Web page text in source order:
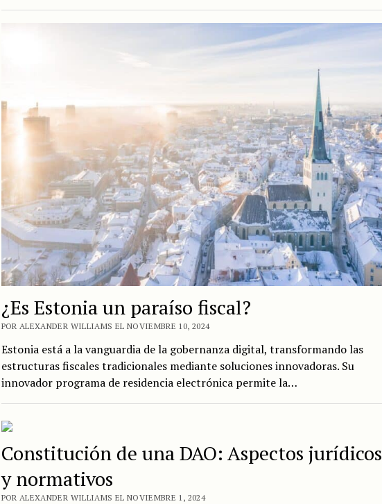
¿Es Estonia un paraíso fiscal?
POR ALEXANDER WILLIAMS EL NOVIEMBRE 10, 2024
Estonia está a la vanguardia de la gobernanza digital, transformando las
estructuras fiscales tradicionales mediante soluciones innovadoras. Su
innovador programa de residencia electrónica permite la…
Constitución de una DAO: Aspectos jurídicos
y normativos
POR ALEXANDER WILLIAMS EL NOVIEMBRE 1, 2024